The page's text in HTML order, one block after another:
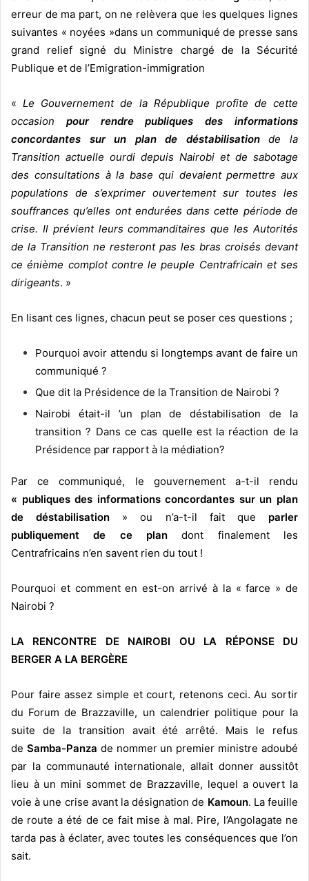
erreur de ma part, on ne relèvera que les quelques lignes
suivantes « noyées »dans un communiqué de presse sans
grand relief signé du Ministre chargé de la Sécurité
Publique et de l’Emigration-immigration
«Le Gouvernement de la République profite de cette
occasion pour rendre publiques des informations
concordantes sur un plan de déstabilisationde la
Transition actuelle ourdi depuis Nairobi et de sabotage
des consultations à la base qui devaient permettre aux
populations de s’exprimer ouvertement sur toutes les
souffrances qu’elles ont endurées dans cette période de
crise. Il prévient leurs commanditaires que les Autorités
de la Transition ne resteront pas les bras croisés devant
ce énième complot contre le peuple Centrafricain et ses
dirigeants. »
En lisant ces lignes, chacun peut se poser ces questions ;
Pourquoi avoir attendu si longtemps avant de faire un
communiqué ?
Que dit la Présidence de la Transition de Nairobi ?
Nairobi était-il ’un plan de déstabilisation de la
transition ? Dans ce cas quelle est la réaction de la
Présidence par rapport à la médiation?
Par ce communiqué, le gouvernement a-t-il rendu
« publiques des informations concordantes sur un plan
de déstabilisation » ou n’a-t-il fait que parler
publiquement de ce plan dont finalement les
Centrafricains n’en savent rien du tout !
Pourquoi et comment en est-on arrivé à la « farce » de
Nairobi ?
LA RENCONTRE DE NAIROBI OU LA RÉPONSE DU
BERGER A LA BERGÈRE
Pour faire assez simple et court, retenons ceci. Au sortir
du Forum de Brazzaville, un calendrier politique pour la
suite de la transition avait été arrêté. Mais le refus
de Samba-Panza de nommer un premier ministre adoubé
par la communauté internationale, allait donner aussitôt
lieu à un mini sommet de Brazzaville, lequel a ouvert la
voie à une crise avant la désignation de Kamoun. La feuille
de route a été de ce fait mise à mal. Pire, l’Angolagate ne
tarda pas à éclater, avec toutes les conséquences que l’on
sait.